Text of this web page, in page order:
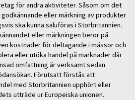
för andra aktiviteter. Såsom om det
eller märkning av produkter
ska kunna saluföras i Storbritannien.
eller märkningen beror på
kostnader för deltagande i mässor och
eller utöka handel på marknader där
omfattning är verksamt sedan
Förutsatt förstås att
med Storbritannien upphört eller
utträde ur Europeiska unionen.